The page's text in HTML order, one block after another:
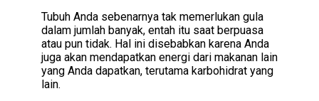
Tubuh Anda sebenarnya tak memerlukan gula
dalam jumlah banyak, entah itu saat berpuasa
atau pun tidak. Hal ini disebabkan karena Anda
juga akan mendapatkan energi dari makanan lain
yang Anda dapatkan, terutama karbohidrat yang
lain.